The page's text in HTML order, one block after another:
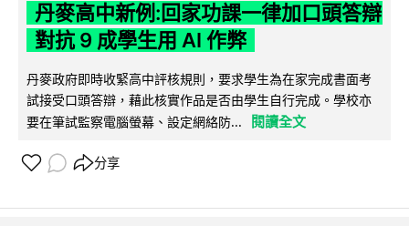
丹麥高中新例:回家功課一律加口頭答辯
對抗 9 成學生用 AI 作弊
丹麥政府即時收緊高中評核規則，要求學生為在家完成書面考
試接受口頭答辯，藉此核實作品是否由學生自行完成。學校亦
要在筆試監察電腦螢幕、設定網絡防...
閱讀全文
分享